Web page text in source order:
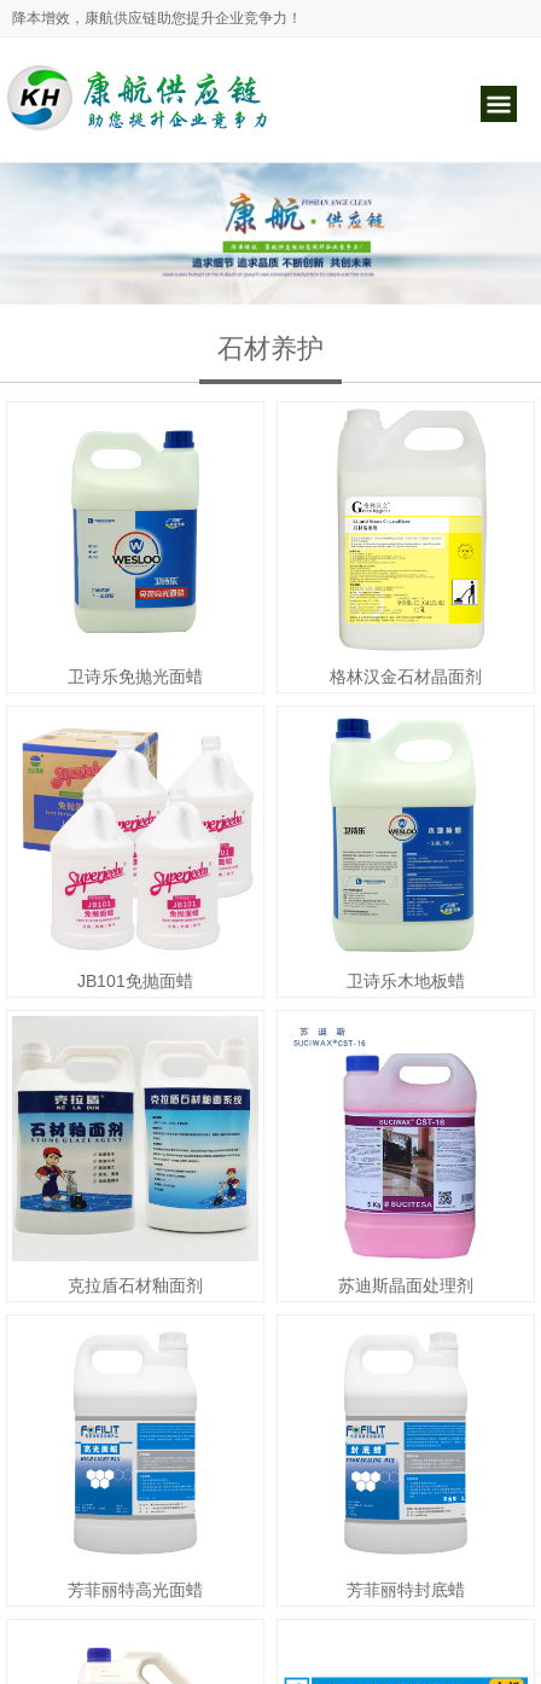
降本增效，康航供应链助您提升企业竞争力！
石材养护
卫诗乐免抛光面蜡 格林汉金石材晶面剂
JB101免抛面蜡 卫诗乐木地板蜡
克拉盾石材釉面剂 苏迪斯晶面处理剂
芳菲丽特高光面蜡 芳菲丽特封底蜡